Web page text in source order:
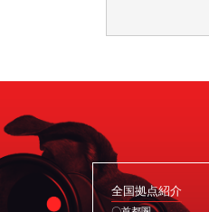
全国拠点紹介